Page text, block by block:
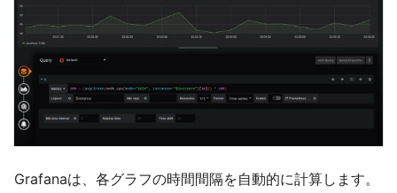
Grafanaは、各グラフの時間間隔を自動的に計算します。